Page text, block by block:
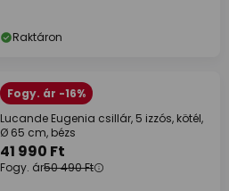
Raktáron
Fogy. ár -16%
Lucande Eugenia csillár, 5 izzós, kötél,
Ø 65 cm, bézs
41 990 Ft
Fogy. ár50 490 Ft